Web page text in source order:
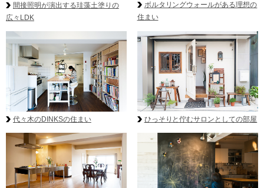
間接照明が演出する珪藻土塗りの
広々LDK
ボルタリングウォールがある理想の
住まい
代々木のDINKSの住まい ひっそりと佇むサロンとしての部屋